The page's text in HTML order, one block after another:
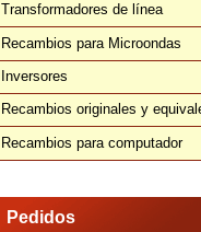
Transformadores de línea
Recambios para Microondas
Inversores
Recambios originales y
Recambios para computador
Pedidos